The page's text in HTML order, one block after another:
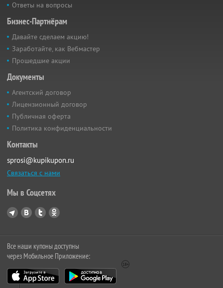
Ответы на вопросы
Бизнес-Партнёрам
Давайте сделаем акцию!
Заработайте, как Вебмастер
Прошедшие акции
Документы
Агентский договор
Лицензионный договор
Публичная оферта
Политика конфиденциальности
Контакты
sprosi@kupikupon.ru
Связаться с нами
Мы в Соцсетях
Все наши купоны доступны
через Мобильное Приложение: